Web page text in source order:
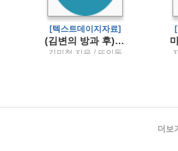
[텍스트데이지자료]
(김변의 방과 후) 법률사무소 그런 법이 어딨냐고 묻고 싶을 때
김민철 지음 / 뜨인돌
더보